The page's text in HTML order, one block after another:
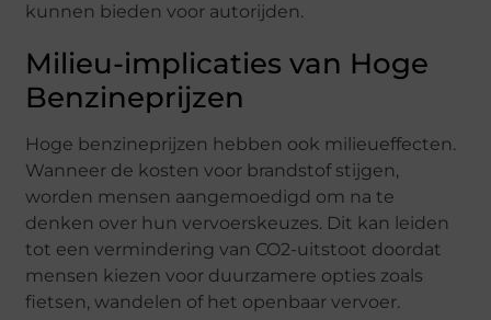
kunnen bieden voor autorijden.
Milieu-implicaties van Hoge
Benzineprijzen
Hoge benzineprijzen hebben ook milieueffecten.
Wanneer de kosten voor brandstof stijgen,
worden mensen aangemoedigd om na te
denken over hun vervoerskeuzes. Dit kan leiden
tot een vermindering van CO2-uitstoot doordat
mensen kiezen voor duurzamere opties zoals
fietsen, wandelen of het openbaar vervoer.